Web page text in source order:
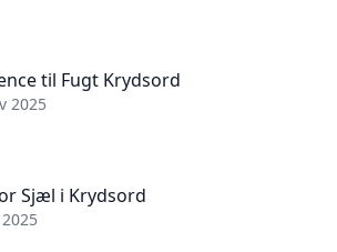
til Fugt Krydsord
2025
Sjæl i Krydsord